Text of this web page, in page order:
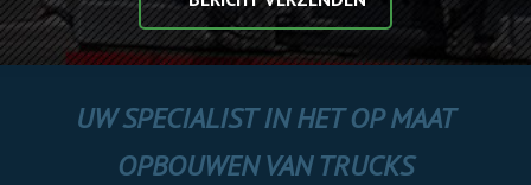
UW SPECIALIST IN HET OP MAAT
OPBOUWEN VAN TRUCKS